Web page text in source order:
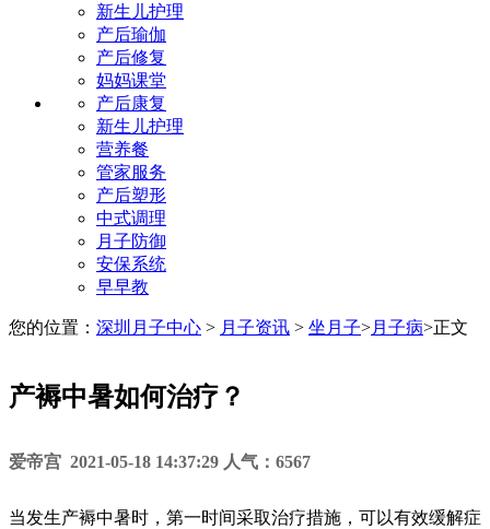
新生儿护理
产后瑜伽
产后修复
妈妈课堂
产后康复
新生儿护理
营养餐
管家服务
产后塑形
中式调理
月子防御
安保系统
早早教
您的位置： 深圳月子中心 > 月子资讯 > 坐月子>月子病>正文
产褥中暑如何治疗？
爱帝宫 2021-05-18 14:37:29 人气：6567
当发生产褥中暑时，第一时间采取治疗措施，可以有效缓解症